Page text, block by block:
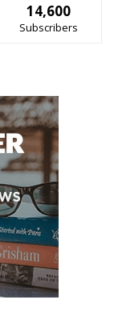
14,600
Subscribers